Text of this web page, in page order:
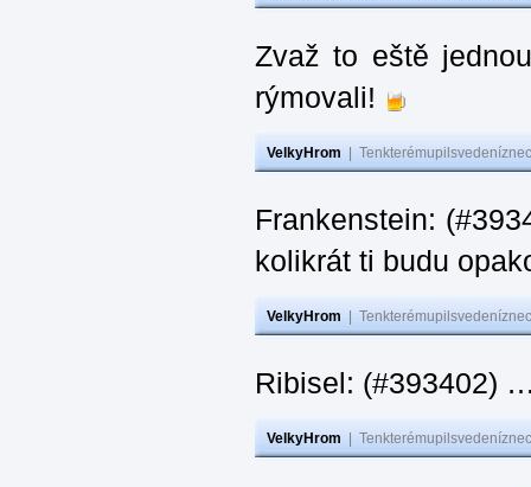
Zvaž to eště
rýmovali!
VelkyHrom
Frankenstein:
kolikrát ti budu
VelkyHrom
Ribisel: (#393402)
VelkyHrom